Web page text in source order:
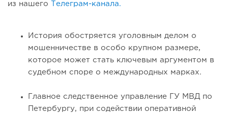
из нашего Телеграм-канала.
История обостряется уголовным делом о
мошенничестве в особо крупном размере,
которое может стать ключевым аргументом в
судебном споре о международных марках.
Главное следственное управление ГУ МВД по
Петербургу, при содействии оперативной